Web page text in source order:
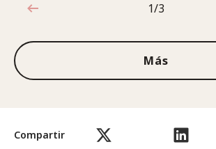
Compartir
1de3
1/3
Más